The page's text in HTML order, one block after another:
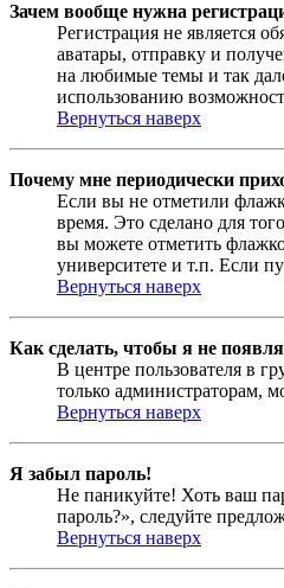
Зачем вообще нужна
Регистрация не является
аватары, отправку и
на любимые темы и так
использованию
Вернуться наверх
Почему мне периодически
Если вы не отметили
время. Это сделано для
вы можете отметить
университете и т.п. Если
Вернуться наверх
Как сделать, чтобы я не
В центре пользователя в
только администраторам,
Вернуться наверх
Я забыл пароль!
Не паникуйте! Хоть ваш
пароль?», следуйте
Вернуться наверх